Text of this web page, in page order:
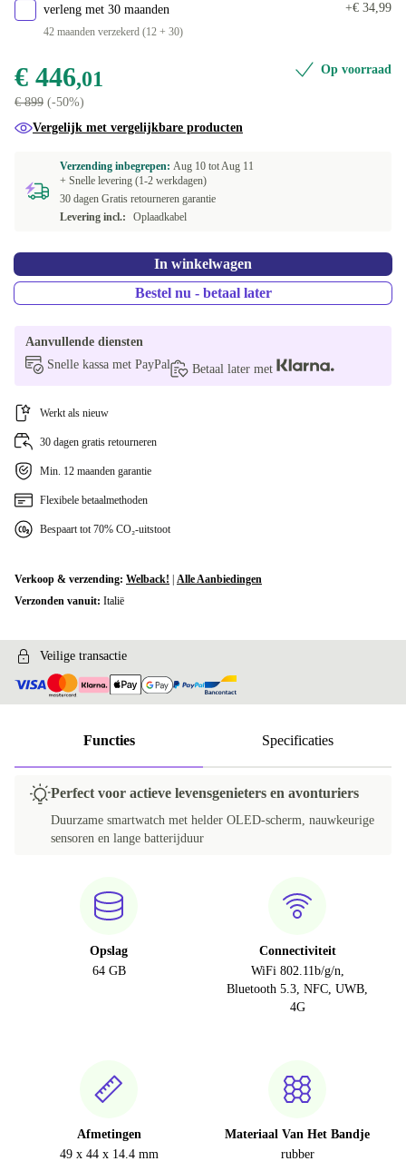
blauw/paars
blauw/zwart +€ 108,99
geel/beige
groen/grijs
verleng met 30 maanden
42 maanden verzekerd (12 + 30)
+€ 34,99
€ 446,01
€ 899 (-50%)
Op voorraad
Vergelijk met vergelijkbare producten
Verzending inbegrepen: Aug 10 totAug 11
+ Snelle levering (1-2 werkdagen)
30 dagen Gratis retourneren garantie
Levering incl.:
Oplaadkabel
In winkelwagen
Bestel nu - betaal later
Aanvullende diensten
Snelle kassa met PayPal
Betaal later met
Werkt als nieuw
30 dagen gratis retourneren
Min. 12 maanden garantie
Flexibele betaalmethoden
Bespaart tot 70% CO₂-uitstoot
Verkoop & verzending: Welback!
Alle Aanbiedingen
Verzonden vanuit: Italië
Veilige transactie
Functies Specificaties
Perfect voor actieve levensgenieters en avonturiers
Duurzame smartwatch met helder OLED-scherm, nauwkeurige
sensoren en lange batterijduur
Opslag
64 GB
Connectiviteit
WiFi 802.11b/g/n,
Bluetooth 5.3, NFC, UWB,
4G
Afmetingen
49 x 44 x 14.4 mm
Materiaal Van Het Bandje
rubber